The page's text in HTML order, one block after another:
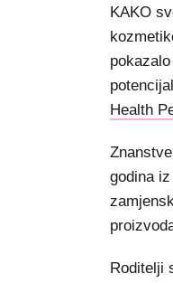
KAKO
Health
godina
Roditelji